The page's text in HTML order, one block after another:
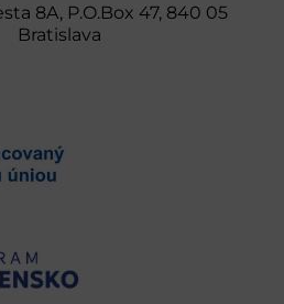
8A, P.O.Box 47, 840 05
Bratislava